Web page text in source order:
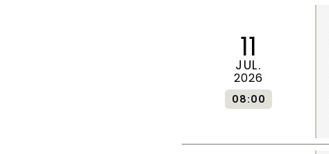
11
JUL.
2026
08:00